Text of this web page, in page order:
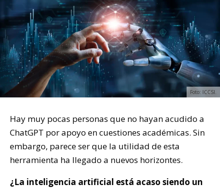
Foto: ICCSI.
Hay muy pocas personas que no hayan acudido a
ChatGPT por apoyo en cuestiones académicas. Sin
embargo, parece ser que la utilidad de esta
herramienta ha llegado a nuevos horizontes.
¿La inteligencia artificial está acaso siendo un